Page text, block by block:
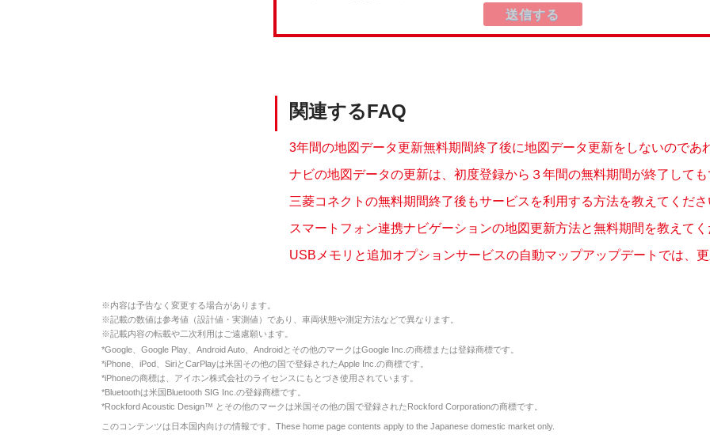
関連するFAQ
3年間の地図データ更新無料期間終了後に地図データ更新をしないのであ
ナビの地図データの更新は、初度登録から３年間の無料期間が終了しても
三菱コネクトの無料期間終了後もサービスを利用する方法を教えてくださ
スマートフォン連携ナビゲーションの地図更新方法と無料期間を教えてく
USBメモリと追加オプションサービスの自動マップアップデートでは、
※内容は予告なく変更する場合があります。
※記載の数値は参考値（設計値・実測値）であり、車両状態や測定方法などで異なります。
※記載内容の転載や二次利用はご遠慮願います。
*Google、Google Play、Android Auto、Androidとその他のマークはGoogle Inc.の商標または登録商標です。
*iPhone、iPod、SiriとCarPlayは米国その他の国で登録されたApple Inc.の商標です。
*iPhoneの商標は、アイホン株式会社のライセンスにもとづき使用されています。
*Bluetoothは米国Bluetooth SIG Inc.の登録商標です。
*Rockford Acoustic Design™ とその他のマークは米国その他の国で登録されたRockford Corporationの商標です。
このコンテンツは日本国内向けの情報です。These home page contents apply to the Japanese domestic market only.